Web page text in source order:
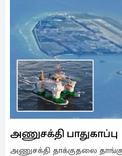
அணுசக்தி பாதுகாப்பு
அணுசக்தி தாக்குதலை